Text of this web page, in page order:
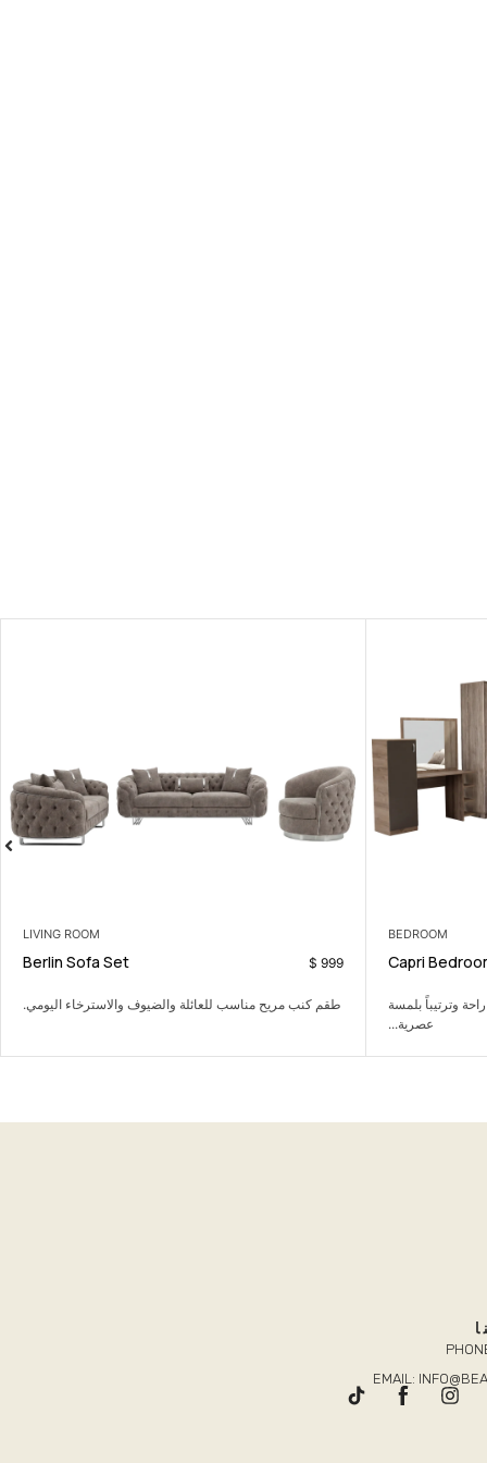
LIVING ROOM
Berlin Sofa
اليومي.
COFFEE TABLES
Vina Coffee Table 129
$
طاولة وسط بسيطة تجمع غرفة الجلوس بشكل عملي.
EMAIL: